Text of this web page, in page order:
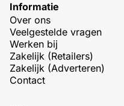
Informatie
Over ons
Veelgestelde vragen
Werken bij
Zakelijk (Retailers)
Zakelijk (Adverteren)
Contact